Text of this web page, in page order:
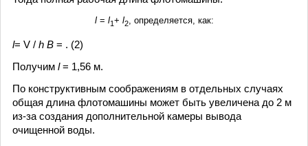
l= l1+ l2, определяется, как:
l= V / h B = . (2)
Получим l= 1,56 м.
По конструктивным соображениям в отдельных случаях
общая длина флотомашины может быть увеличена до 2 м
из-за создания дополнительной камеры вывода
очищенной воды.